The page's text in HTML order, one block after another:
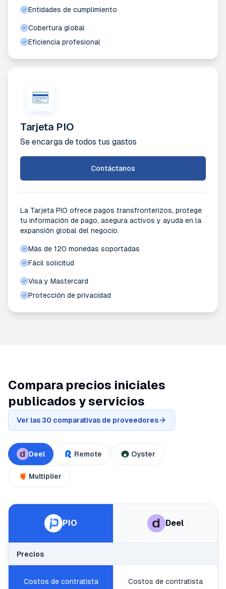
Entidades de cumplimiento
Cobertura global
Eficiencia profesional
Tarjeta PIO
Se encarga de todos tus gastos
Contáctanos
La Tarjeta PIO ofrece pagos transfronterizos, protege
tu información de pago, asegura activos y ayuda en la
expansión global del negocio.
Más de 120 monedas soportadas
Fácil solicitud
Visa y Mastercard
Protección de privacidad
Compara precios iniciales
publicados y servicios
Ver las 30 comparativas de proveedores
Deel Remote Oyster
Multiplier
PIO Deel
Precios
Costos de contratista
Costos de contratista